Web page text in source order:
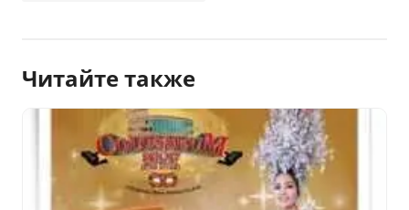
Читайте также